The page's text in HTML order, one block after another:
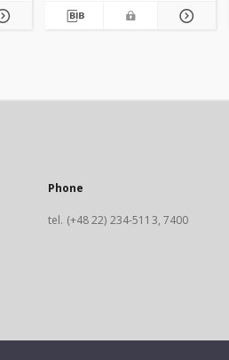
Phone
tel. (+48 22) 234-5113, 7400